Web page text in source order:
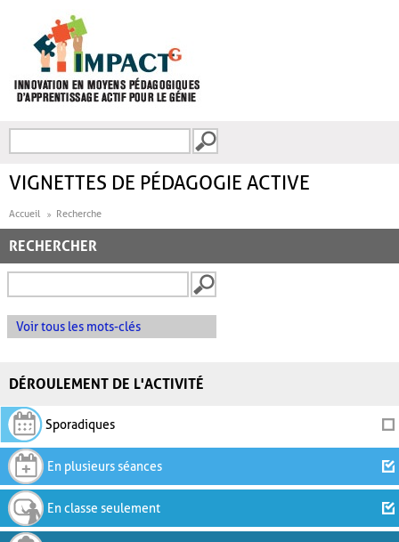
FORMULAIRE DE
VIGNETTES DE PÉDAGOGIE ACTIVE
Accueil Recherche
RECHERCHER
Voir tous les mots-clés
DÉROULEMENT DE L'ACTIVITÉ
Sporadiques
En plusieurs séances
En classe seulement